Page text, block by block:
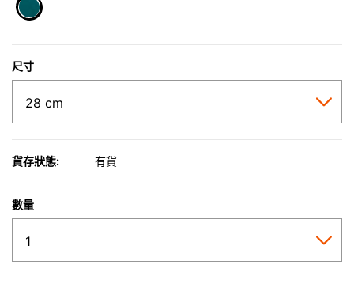
尺寸
貨存狀態: 有貨
數量